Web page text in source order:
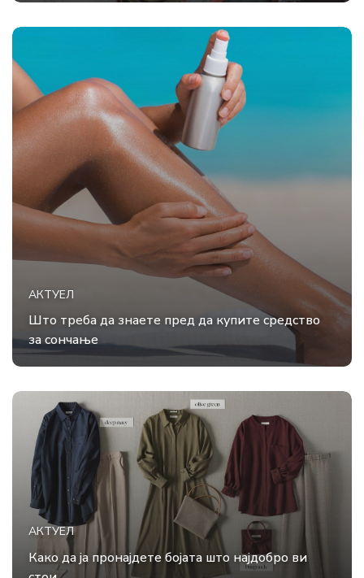
АКТУЕЛ
Што треба да знаете пред да купите средство
за сончање
АКТУЕЛ
Како да ја пронајдете бојата што најдобро ви